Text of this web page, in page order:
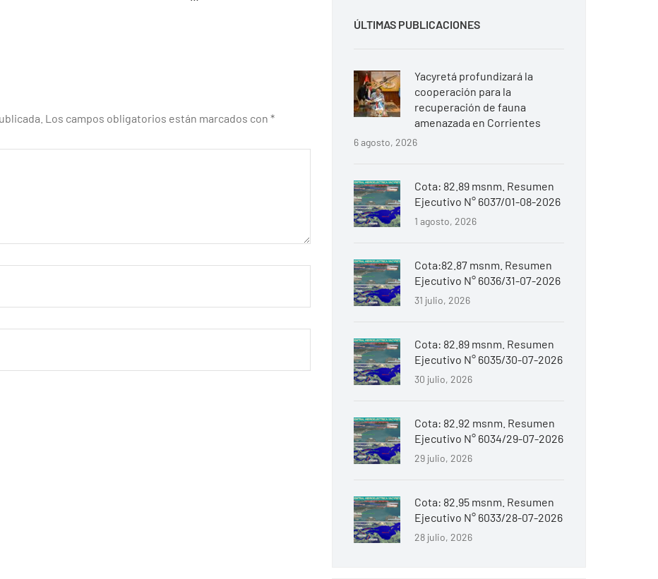
Los campos obligatorios están marcados con *
ÚLTIMAS PUBLICACIONES
Yacyretá profundizará la
cooperación para la
recuperación de fauna
amenazada en Corrientes
6 agosto, 2026
Cota: 82.89 msnm. Resumen
Ejecutivo N° 6037/01-08-2026
1 agosto, 2026
Cota:82.87 msnm. Resumen
Ejecutivo N° 6036/31-07-2026
31 julio, 2026
Cota: 82.89 msnm. Resumen
Ejecutivo N° 6035/30-07-2026
30 julio, 2026
Cota: 82.92 msnm. Resumen
Ejecutivo N° 6034/29-07-2026
29 julio, 2026
Cota: 82.95 msnm. Resumen
Ejecutivo N° 6033/28-07-2026
28 julio, 2026